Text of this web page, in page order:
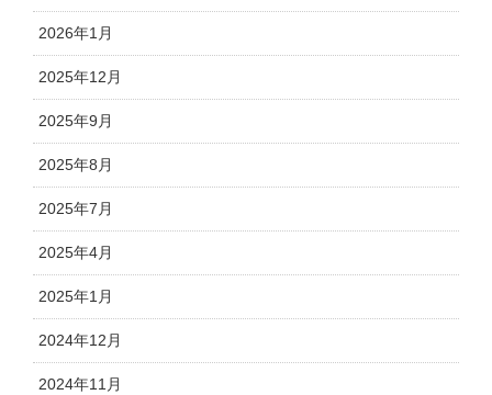
2026年1月
2025年12月
2025年9月
2025年8月
2025年7月
2025年4月
2025年1月
2024年12月
2024年11月